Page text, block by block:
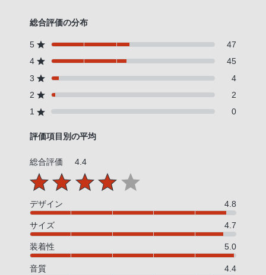
総合評価の分布
5
47
4
45
3
4
2
2
1
0
評価項目別の平均
総合評価 4.4
デザイン 4.8
サイズ 4.7
装着性 5.0
音質 4.4